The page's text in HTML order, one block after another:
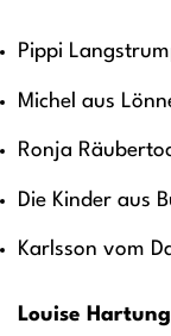
Pippi
Michel aus
Ronja
Die Kinder aus
Karlsson vom
Louise